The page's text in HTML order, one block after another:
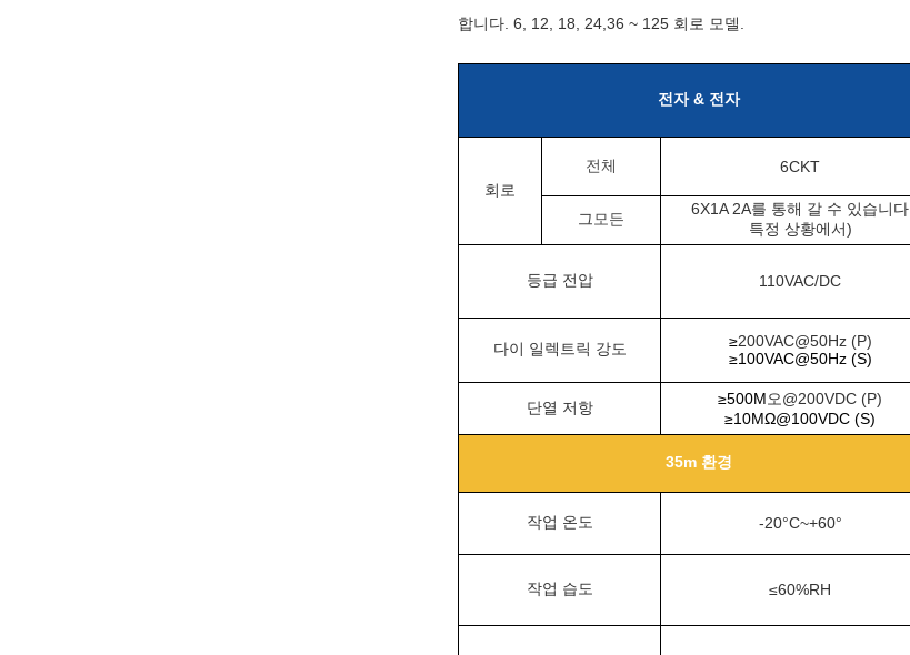
합니다. 6, 12, 18, 24,36 ~ 125 회로 모델.
전자 & 전자
회로
전체 6CKT
그 모든
6X1A 2A를 통해 갈 수 있습니다
특정 상황에서)
등급 전압 110VAC/DC
다이 일렉트릭 강도 ≥200VAC@50Hz (P)
≥100VAC@50Hz (S)
단열 저항 ≥500M오@200VDC (P)
≥10MΩ@100VDC (S)
35m 환경
작업 온도 -20°C~+60°
작업 습도 ≤60%RH